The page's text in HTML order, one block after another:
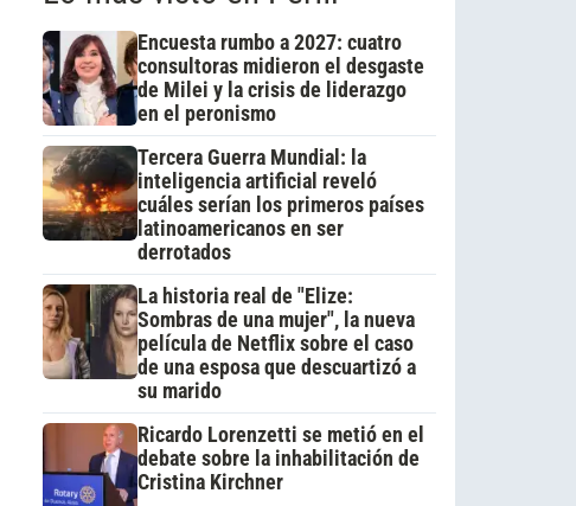
Encuesta rumbo a 2027: cuatro
consultoras midieron el desgaste
de Milei y la crisis de liderazgo
en el peronismo
Tercera Guerra Mundial: la
inteligencia artificial reveló
cuáles serían los primeros países
latinoamericanos en ser
derrotados
La historia real de "Elize:
Sombras de una mujer", la nueva
película de Netflix sobre el caso
de una esposa que descuartizó a
su marido
Ricardo Lorenzetti se metió en el
debate sobre la inhabilitación de
Cristina Kirchner